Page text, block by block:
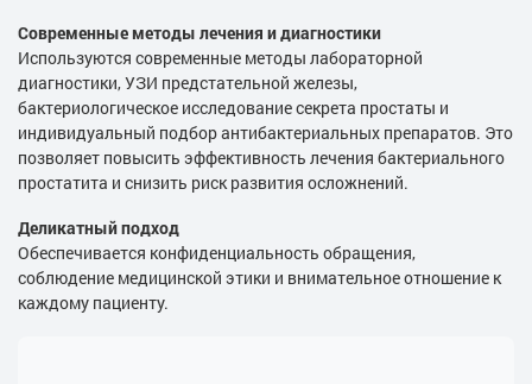
Современные методы лечения и диагностики
Используются современные методы лабораторной
диагностики, УЗИ предстательной железы,
бактериологическое исследование секрета простаты и
индивидуальный подбор антибактериальных препаратов. Это
позволяет повысить эффективность лечения бактериального
простатита и снизить риск развития осложнений.
Деликатный подход
Обеспечивается конфиденциальность обращения,
соблюдение медицинской этики и внимательное отношение к
каждому пациенту.